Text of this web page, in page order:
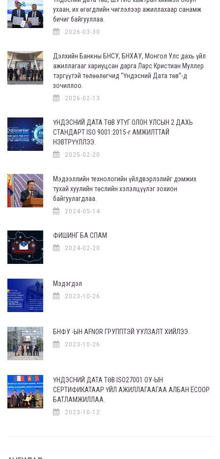
ухаан, их өгөгдлийн чиглэлээр ажиллахаар санамж
бичиг байгууллаа.
2026-03-30
Дэлхийн Банкны БНСУ, БНХАУ, Монгол Улс дахь үйл
ажиллагааг хариуцсан дарга Ларс Кристиан Муллер
тэргүүтэй төлөөлөгчид “Үндэсний Дата төв”-д
зочиллоо.
2026-02-13
ҮНДЭСНИЙ ДАТА ТӨВ УТҮГ ОЛОН УЛСЫН 2 ДАХЬ
СТАНДАРТ ISO 9001:2015-г АМЖИЛТТАЙ
НЭВТРҮҮЛЛЭЭ.
2025-02-20
Мэдээллийн технологийн үйлдвэрлэлийг дэмжих
тухай хуулийн төслийн хэлэлцүүлэг зохион
байгуулагдлаа.
2024-05-14
ФИШИНГ БА СПАМ
2024-02-20
Мэдэгдэл
2023-10-26
БНФУ -ЫН AFNOR ГРУППТЭЙ УУЛЗАЛТ ХИЙЛЭЭ.
2023-10-26
ҮНДЭСНИЙ ДАТА ТӨВ ISO27001 ОУ-ЫН
СЕРТИФИКАТААР ҮЙЛ АЖИЛЛАГААГАА АЛБАН ЁСООР
БАТЛАМЖИЛЛАА.
2023-10-12